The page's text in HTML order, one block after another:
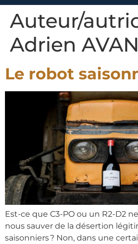
Auteur/
Adrien
Le robot
Est-ce que C3-PO ou un R2-D2
nous sauver de la désertion
saisonniers ? Non, dans une